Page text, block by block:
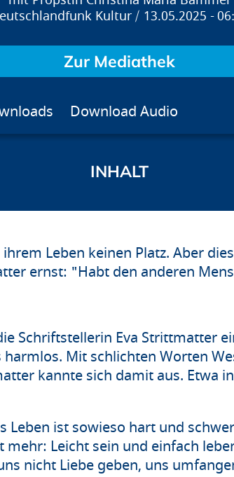
Kultur
13.05.2025
Zur Mediathek
Download Audio
Leben keinen Platz. Aber
ernst: "Habt den anderen
Schriftstellerin Eva Strittmatter
Mit schlichten Worten
kannte sich damit aus. Etwa
Leben ist sowieso hart und
mehr: Leicht sein und einfach
nicht Liebe geben, uns